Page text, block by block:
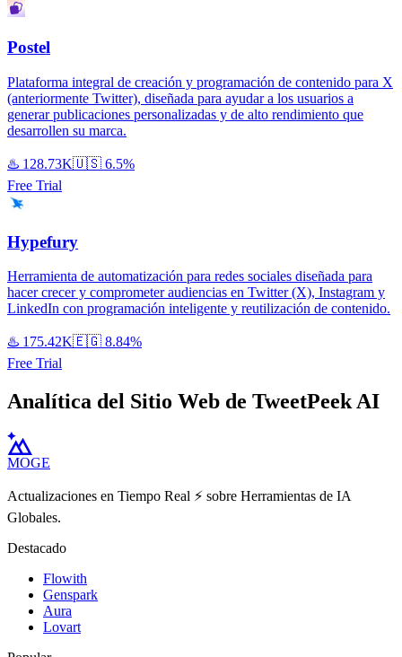
Postel
Plataforma integral de creación y programación de contenido para X
(anteriormente Twitter), diseñada para ayudar a los usuarios a
generar publicaciones personalizadas y de alto rendimiento que
desarrollen su marca.
♨️ 128.73K🇺🇸 6.5%
Free Trial
Hypefury
Herramienta de automatización para redes sociales diseñada para
hacer crecer y comprometer audiencias en Twitter (X), Instagram y
LinkedIn con programación inteligente y reutilización de contenido.
♨️ 175.42K🇪🇬 8.84%
Free Trial
Analítica del Sitio Web de TweetPeek AI
MOGE
Actualizaciones en Tiempo Real ⚡️ sobre Herramientas de IA
Globales.
Destacado
Flowith
Genspark
Aura
Lovart